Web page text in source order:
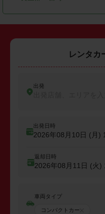
レンタカ
出発
出発日時
2026年08月10日 (月)
返却日時
2026年08月11日 (火)
車両タイプ
コンパクトカー